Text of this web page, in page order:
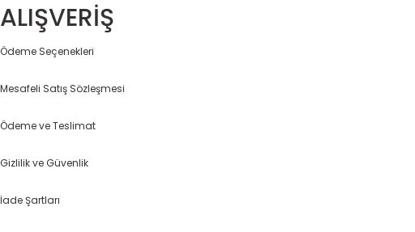
ALIŞVERİŞ
Ödeme Seçenekleri
Mesafeli Satış Sözleşmesi
Ödeme ve Teslimat
Gizlilik ve Güvenlik
İade Şartları